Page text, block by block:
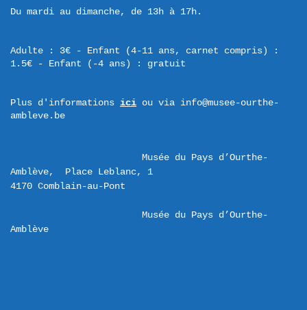
Du mardi au dimanche, de 13h à 17h.
Adulte : 3€ - Enfant (4-11 ans, carnet compris) :
1.5€ - Enfant (-4 ans) : gratuit
Plus d'informations ici ou via info@musee-ourthe-
ambleve.be
Musée du Pays d’Ourthe-
Amblève,  Place Leblanc, 1
Musée du Pays d’Ourthe-
Amblève